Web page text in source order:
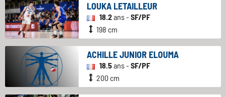
LOUKA LETAILLEUR
18.2ans - SF/PF
198 cm
ACHILLE JUNIOR ELOUMA
18.5ans - SF/PF
200 cm